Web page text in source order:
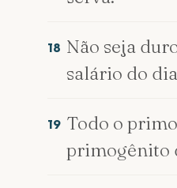
18 Não seja
salário do
19 Todo o
primogênito